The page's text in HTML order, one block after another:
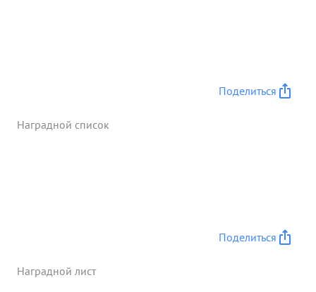
Поделиться
Наградной список
Поделиться
Наградной лист